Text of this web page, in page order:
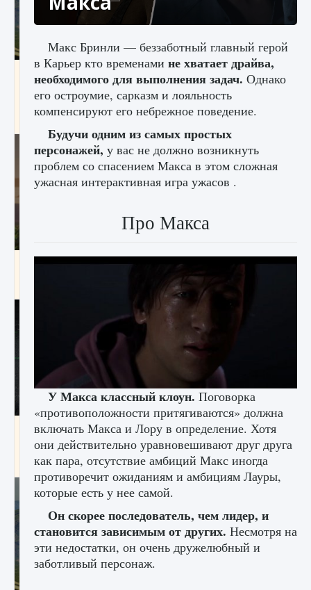
Как исправить ошибку Palworld «Идет
сохранение мира — Невозможно начать
сохранение данных мира»
9 августа 2024 2 511 0 0
Как заработать медали лиги Clash of Clans
2 599
лицензии, лиги, команды и стадионы в EA
FC 25
9 августа 2024 2 395 0 2
Макс Бринли — беззаботный главный герой
в Карьер кто временами не хватает драйва,
необходимого для выполнения задач. Однако
его остроумие, сарказм и лояльность
компенсируют его небрежное поведение.
Будучи одним из самых простых
персонажей, у вас не должно возникнуть
проблем со спасением Макса в этом сложная
ужасная интерактивная игра ужасов .
Про Макса
У Макса классный клоун. Поговорка
«противоположности притягиваются» должна
включать Макса и Лору в определение. Хотя
они действительно уравновешивают друг друга
как пара, отсутствие амбиций Макс иногда
противоречит ожиданиям и амбициям Лауры,
которые есть у нее самой.
Он скорее последователь, чем лидер, и
становится зависимым от других. Несмотря на
эти недостатки, он очень дружелюбный и
заботливый персонаж.